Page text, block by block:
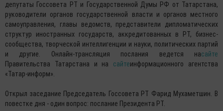
депутаты Госсовета РТ и Государственной Думы РФ от Татарстана,
руководители органов государственной власти и органов местного
самоуправления, главы ведомств, представители дипломатических
структур иностранных государств, аккредитованных в РТ, бизнес-
сообщества, творческой интеллигенции и науки, политических партий
и другие. Онлайн-трансляция послания ведется насайте
Правительства Татарстана и на сайтеинформационного агентства
«Татар-информ».
Открыл заседание Председатель Госсовета РТ Фарид Мухаметшин. В
повестке дня - один вопрос: послание Президента РТ.